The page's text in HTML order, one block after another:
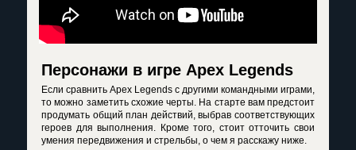
Персонажи в игре Apex Legends
Если сравнить Apex Legends с другими командными играми,
то можно заметить схожие черты. На старте вам предстоит
продумать общий план действий, выбрав соответствующих
героев для выполнения. Кроме того, стоит отточить свои
умения передвижения и стрельбы, о чем я расскажу ниже.